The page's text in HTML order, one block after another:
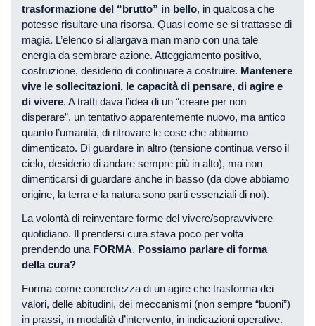
trasformazione del “brutto” in bello, in qualcosa che
potesse risultare una risorsa. Quasi come se si trattasse di
magia. L’elenco si allargava man mano con una tale
energia da sembrare azione. Atteggiamento positivo,
costruzione, desiderio di continuare a costruire. Mantenere
vive le sollecitazioni, le capacità di pensare, di agire e
di vivere. A tratti dava l’idea di un “creare per non
disperare”, un tentativo apparentemente nuovo, ma antico
quanto l’umanità, di ritrovare le cose che abbiamo
dimenticato. Di guardare in altro (tensione continua verso il
cielo, desiderio di andare sempre più in alto), ma non
dimenticarsi di guardare anche in basso (da dove abbiamo
origine, la terra e la natura sono parti essenziali di noi).
La volontà di reinventare forme del vivere/sopravvivere
quotidiano. Il prendersi cura stava poco per volta
prendendo una FORMA. Possiamo parlare di forma
della cura?
Forma come concretezza di un agire che trasforma dei
valori, delle abitudini, dei meccanismi (non sempre “buoni”)
in prassi, in modalità d’intervento, in indicazioni operative.